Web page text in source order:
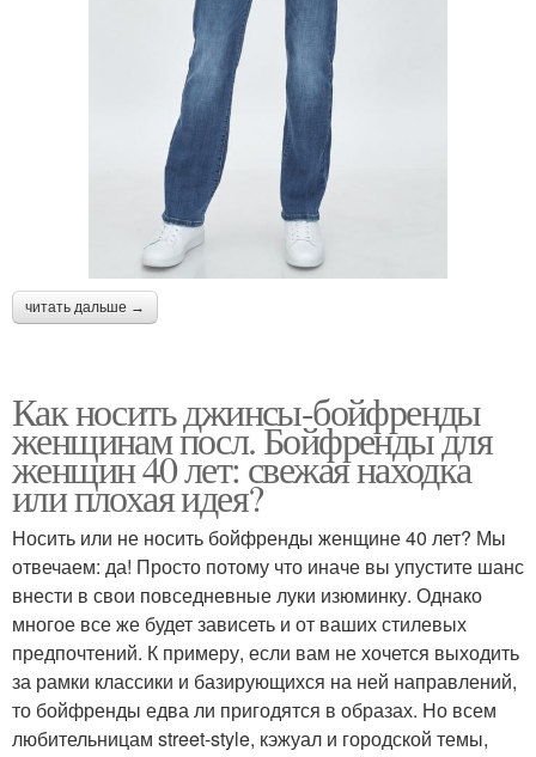
читать дальше →
Как носить джинсы-бойфренды
женщинам посл. Бойфренды для
женщин 40 лет: свежая находка
или плохая идея?
Носить или не носить бойфренды женщине 40 лет? Мы
отвечаем: да! Просто потому что иначе вы упустите шанс
внести в свои повседневные луки изюминку. Однако
многое все же будет зависеть и от ваших стилевых
предпочтений. К примеру, если вам не хочется выходить
за рамки классики и базирующихся на ней направлений,
то бойфренды едва ли пригодятся в образах. Но всем
любительницам street-style, кэжуал и городской темы,